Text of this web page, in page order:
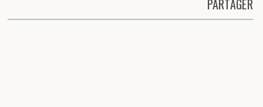
végétais quant à moi
PARTAGER